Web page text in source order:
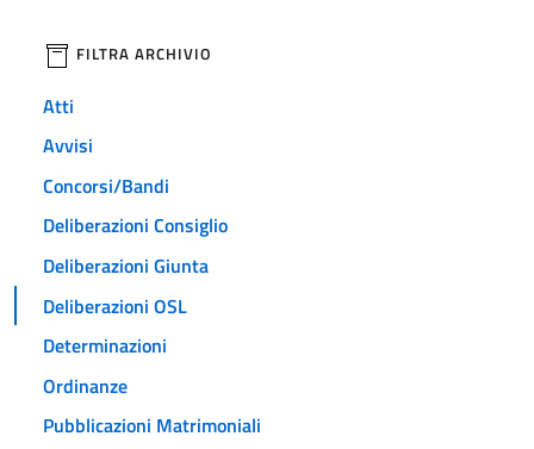
filtri da applicare
FILTRA ARCHIVIO
Atti
Avvisi
Concorsi/Bandi
Deliberazioni Consiglio
Deliberazioni Giunta
Deliberazioni OSL
Determinazioni
Ordinanze
Pubblicazioni Matrimoniali